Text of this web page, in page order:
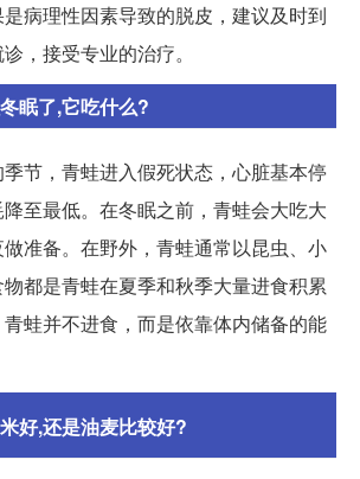
病理性因素导致的脱皮，建议及时到
，接受专业的治疗。
眠了,它吃什么?
节，青蛙进入假死状态，心脏基本停
至最低。在冬眠之前，青蛙会大吃大
准备。在野外，青蛙通常以昆虫、小
都是青蛙在夏季和秋季大量进食积累
蛙并不进食，而是依靠体内储备的能
好,还是油麦比较好?